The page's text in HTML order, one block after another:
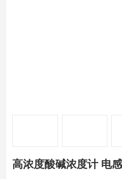
高浓度酸碱浓度计 电